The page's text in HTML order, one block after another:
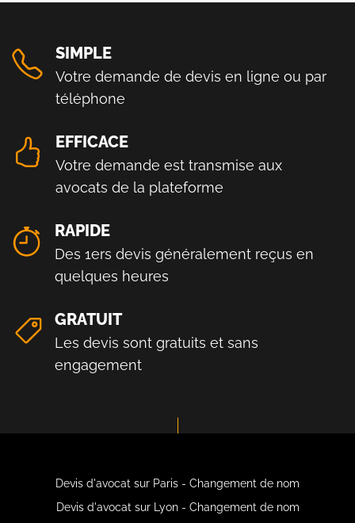
SIMPLE
Votre demande de devis en ligne ou par
téléphone
EFFICACE
Votre demande est transmise aux
avocats de la plateforme
RAPIDE
Des 1ers devis généralement reçus en
quelques heures
GRATUIT
Les devis sont gratuits et sans
engagement
Devis d'avocat sur Paris - Changement de nom
Devis d'avocat sur Lyon - Changement de nom